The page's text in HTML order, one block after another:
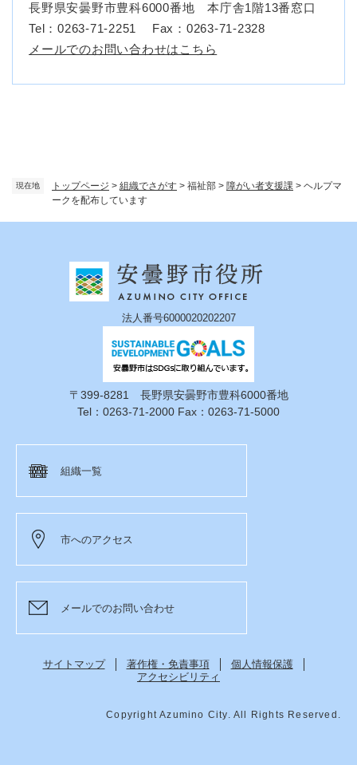
現在地 トップページ > 組織でさがす > 福祉部 > 障がい者支援課 > ヘルプマ
ークを配布しています
長野県安曇野市豊科6000番地 本庁舎1階13番窓口
Tel：0263-71-2251
Fax：0263-71-2328
メールでのお問い合わせはこちら
法人番号6000020202207
〒399-8281 長野県安曇野市豊科6000番地
Tel：0263-71-2000 Fax：0263-71-5000
組織一覧
市へのアクセス
メールでのお問い合わせ
サイトマップ 著作権・免責事項
個人情報保護
アクセシビリティ
Copyright Azumino City. All Rights Reserved.